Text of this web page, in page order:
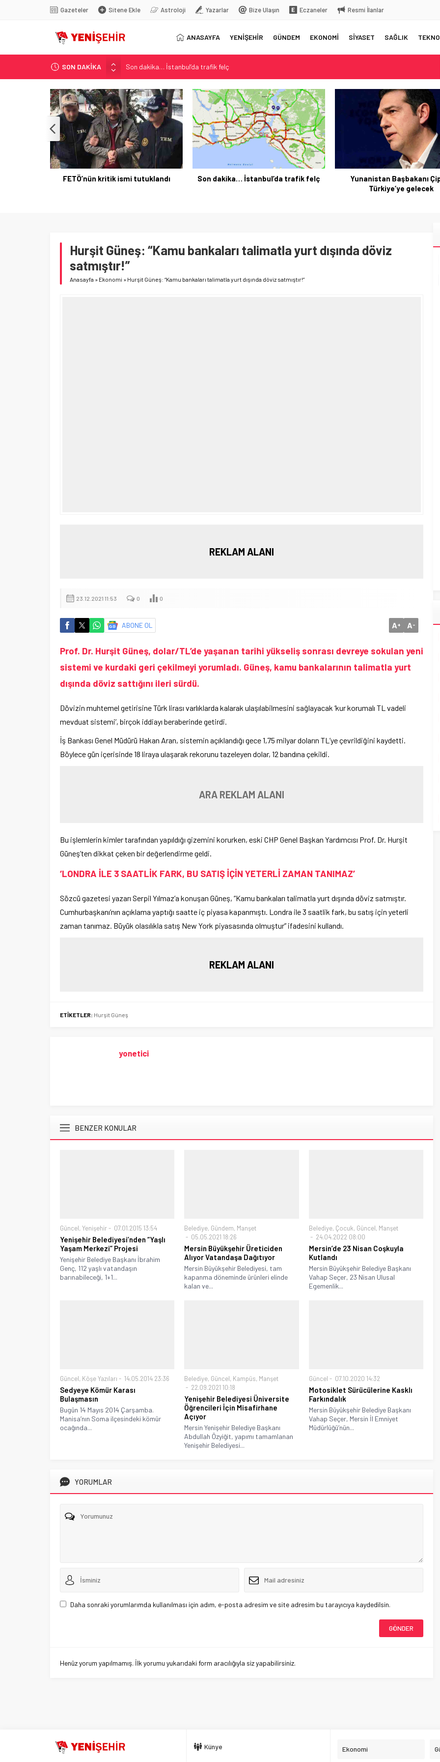
Gazeteler Sitene Ekle Astroloji Yazarlar Bize Ulaşın Eczaneler Resmi İlanlar
ANASAYFA YENİŞEHİR GÜNDEM EKONOMİ SİYASET SAĞLIK
SON DAKİKA
Son dakika… İstanbul’da trafik felç
Yunanistan Başbakanı Çipras Türkiye’ye gelecek
Görenler bakakaldı! Otomobilinin üstüne bıraktığı yazı…
İstanbul’da metro seferlerinde aksama yaşandı
FETÖ’nün kritik ismi tutuklandı
FETÖ’nün kritik ismi tutuklandı Son dakika… İstanbul’da trafik felç
Yunanistan Başbakanı
Türkiye’ye gelecek
Hurşit Güneş: “Kamu bankaları talimatla yurt dışında döviz
satmıştır!”
Anasayfa » Ekonomi » Hurşit Güneş: “Kamu bankaları talimatla yurt dışında döviz satmıştır!”
REKLAM ALANI
23.12.2021 11:53 0 0
ABONE OL A+ A-
Prof. Dr. Hurşit Güneş, dolar/TL’de yaşanan tarihi yükseliş sonrası devreye sokulan yeni
sistemi ve kurdaki geri çekilmeyi yorumladı. Güneş, kamu bankalarının talimatla yurt
dışında döviz sattığını ileri sürdü.
Dövizin muhtemel getirisine Türk lirası varlıklarda kalarak ulaşılabilmesini sağlayacak ‘kur korumalı TL vadeli
mevduat sistemi’, birçok iddiayı beraberinde getirdi.
İş Bankası Genel Müdürü Hakan Aran, sistemin açıklandığı gece 1,75 milyar doların TL’ye çevrildiğini kaydetti.
Böylece gün içerisinde 18 liraya ulaşarak rekorunu tazeleyen dolar, 12 bandına çekildi.
ARA REKLAM ALANI
Bu işlemlerin kimler tarafından yapıldığı gizemini korurken, eski CHP Genel Başkan Yardımcısı Prof. Dr. Hurşit
Güneş’ten dikkat çeken bir değerlendirme geldi.
‘LONDRA İLE 3 SAATLİK FARK, BU SATIŞ İÇİN YETERLİ ZAMAN TANIMAZ’
Sözcü gazetesi yazarı Serpil Yılmaz’a konuşan Güneş, “Kamu bankaları talimatla yurt dışında döviz satmıştır.
Cumhurbaşkanı’nın açıklama yaptığı saatte iç piyasa kapanmıştı. Londra ile 3 saatlik fark, bu satış için yeterli
zaman tanımaz. Büyük olasılıkla satış New York piyasasında olmuştur” ifadesini kullandı.
REKLAM ALANI
ETİKETLER: Hurşit Güneş
yonetici
BENZER KONULAR
Güncel, Yenişehir 07.01.2015 13:54
Yenişehir Belediyesi’nden “Yaşlı
Yaşam Merkezi” Projesi
Yenişehir Belediye Başkanı İbrahim
Genç, 112 yaşlı vatandaşın
barınabileceği, 1+1...
Belediye, Gündem, Manşet
05.05.2021 18:26
Mersin Büyükşehir Üreticiden
Alıyor Vatandaşa Dağıtıyor
Mersin Büyükşehir Belediyesi, tam
kapanma döneminde ürünleri elinde
kalan ve...
Belediye, Çocuk, Güncel, Manşet
24.04.2022 08:00
Mersin’de 23 Nisan Coşkuyla
Kutlandı
Mersin Büyükşehir Belediye Başkanı
Vahap Seçer, 23 Nisan Ulusal
Egemenlik...
Güncel, Köşe Yazıları 14.05.2014 23:36
Sedyeye Kömür Karası
Bulaşmasın
Bugün 14 Mayıs 2014 Çarşamba.
Manisa’nın Soma ilçesindeki kömür
ocağında...
Belediye, Güncel, Kampüs, Manşet
22.09.2021 10:18
Yenişehir Belediyesi Üniversite
Öğrencileri İçin Misafirhane
Açıyor
Mersin Yenişehir Belediye Başkanı
Abdullah Özyiğit, yapımı tamamlanan
Yenişehir Belediyesi...
Güncel 07.10.2020 14:32
Motosiklet Sürücülerine Kasklı
Farkındalık
Mersin Büyükşehir Belediye Başkanı
Vahap Seçer, Mersin İl Emniyet
Müdürlüğü’nün...
YORUMLAR
Daha sonraki yorumlarımda kullanılması için adım, e-posta adresim ve site adresim bu tarayıcıya kaydedilsin.
Henüz yorum yapılmamış. İlk yorumu yukarıdaki form aracılığıyla siz yapabilirsiniz.
Künye Ekonomi